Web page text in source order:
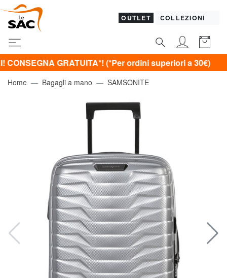
OUTLET COLLEZIONI
GRATUITA*! (*Per ordini superiori a 30€)
Home Bagagli a mano SAMSONITE